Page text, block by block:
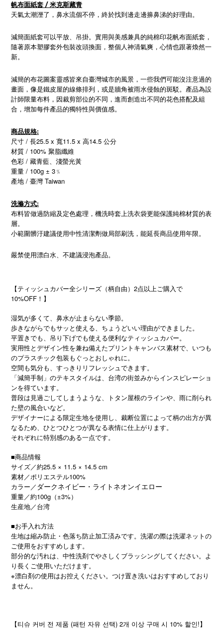
帆布面紙套 / 米克斯藏青
天氣太潮溼了，鼻水流個不停，終於找到邊走邊擤鼻涕的好理由。
減簡面紙套可以平放、吊掛。實用與美感兼具的純棉印花帆布面紙套，
隨著原本塑膠套外包裝改頭換面，整個人神清氣爽，心情也跟著煥然一
新。
減簡的布花圖案靈感皆來自臺灣城市的風景，一些我們可能沒注意過的
畫面，像是鐵皮屋的線條排列，或是牆角被雨水侵蝕的斑駁。產品為設
計師限量布料，因裁剪部位的不同，進而創造出不同的花色搭配及組
合，增加每件產品的獨特性與價值感。
商品規格:
尺寸 / 長25.5 x 寬11.5 x 高14.5 公分
材質 / 100% 聚脂纖維
色彩 / 藏青藍、淺螢光黃
重量 / 100g ± 3﹪
產地 / 臺灣 Taiwan
洗滌方式:
布料皆做過防縮及定色處理，機洗時套上洗衣袋更能保護純棉材質的表
層。
小範圍髒汙建議使用中性清潔劑做局部刷洗，能延長商品使用年限。
嚴禁使用漂白水、不建議浸泡產品。
【ティッシュカバー全シリーズ（柄自由）2点以上ご購入で
10%OFF！】
湿気が多くて、鼻水が止まらない季節。
歩きながらでもサッと使える、ちょうどいい理由ができました。
平置きでも、吊り下げでも使える便利なティッシュカバー。
実用性とデザイン性を兼ね備えたプリントキャンバス素材で、いつも
のプラスチック包装もぐっとおしゃれに。
空間も気分も、すっきりリフレッシュできます。
「減簡手制」のテキスタイルは、台湾の街並みからインスピレーショ
ンを得ています。
普段は見過ごしてしまうような、トタン屋根のラインや、雨に削られ
た壁の風合いなど。
デザイナーによる限定生地を使用し、裁断位置によって柄の出方が異
なるため、ひとつひとつが異なる表情に仕上がります。
それぞれに特別感のある一点です。
■商品情報
サイズ／約25.5 × 11.5 × 14.5 cm
素材／ポリエステル100%
カラー／ ダークネイビー・ライトネオンイエロー
重量／約100g（±3%）
生産地／台湾
■お手入れ方法
生地は縮み防止・色落ち防止加工済みです。洗濯の際は洗濯ネットの
ご使用をおすすめします。
部分的な汚れは、中性洗剤でやさしくブラッシングしてください。よ
り長くご使用いただけます。
※漂白剤の使用はお控えください。つけ置き洗いはおすすめしており
ません。
【티슈 커버 전 제품 (패턴 자유 선택) 2개 이상 구매 시 10% 할인!】